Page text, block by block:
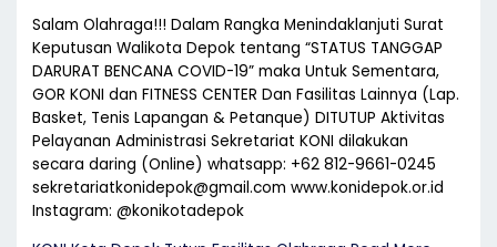
Salam Olahraga!!! Dalam Rangka Menindaklanjuti Surat
Keputusan Walikota Depok tentang “STATUS TANGGAP
DARURAT BENCANA COVID-19” maka Untuk Sementara,
GOR KONI dan FITNESS CENTER Dan Fasilitas Lainnya (Lap.
Basket, Tenis Lapangan & Petanque) DITUTUP Aktivitas
Pelayanan Administrasi Sekretariat KONI dilakukan
secara daring (Online) whatsapp: +62 812-9661-0245
sekretariatkonidepok@gmail.com www.konidepok.or.id
Instagram: @konikotadepok